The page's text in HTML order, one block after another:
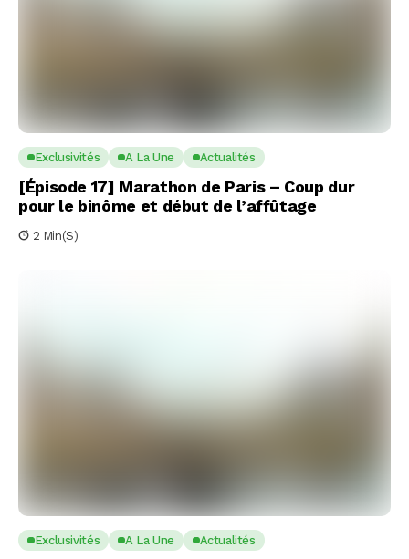
Exclusivités A La Une Actualités
[Épisode 17] Marathon de Paris – Coup dur
pour le binôme et début de l’affûtage
2 Min(s)
Exclusivités A La Une Actualités